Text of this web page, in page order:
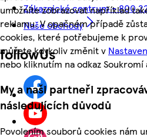
umožníte zobrazovat například
reklamu. V opačném případě
cookies, které potřebujeme k
můžete kdykoliv změnit v
nebo kliknutím na odkaz
My a naši partneři
následujících důvodů
Povolením souborů cookies nám
Zákaznické centrum - 800
Naše obchody
followUs